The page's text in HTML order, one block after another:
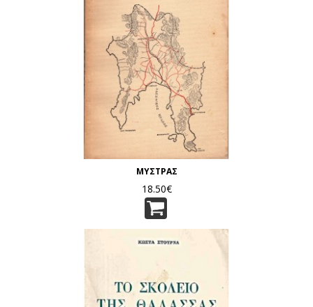
ΜΥΣΤΡΑΣ
18.50€